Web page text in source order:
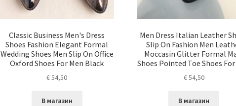
Classic Business Men's Dress
Shoes Fashion Elegant Formal
Wedding Shoes Men Slip On Office
Oxford Shoes For Men Black
€54,50
В магазин
Men Dress Italian Leather
Slip On Fashion Men
Moccasin Glitter Formal
Shoes Pointed Toe Shoes
€54,50
В магазин